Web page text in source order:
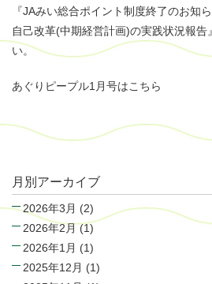
『JAみい総合ポイント制度終了のお知
自己改革(中期経営計画)の実践状況報告
い。
あぐりピープル1月号はこちら
月別アーカイブ
2026年3月 (2)
2026年2月(1)
2026年1月 (1)
2025年12月 (1)